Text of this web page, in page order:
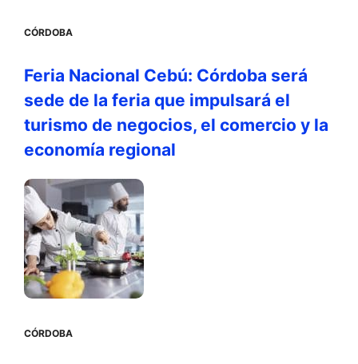
CÓRDOBA
Feria Nacional Cebú: Córdoba será
sede de la feria que impulsará el
turismo de negocios, el comercio y la
economía regional
CÓRDOBA